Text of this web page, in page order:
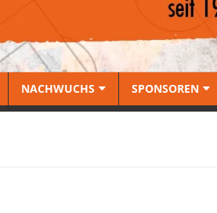
NACHWUCHS SPONSOREN